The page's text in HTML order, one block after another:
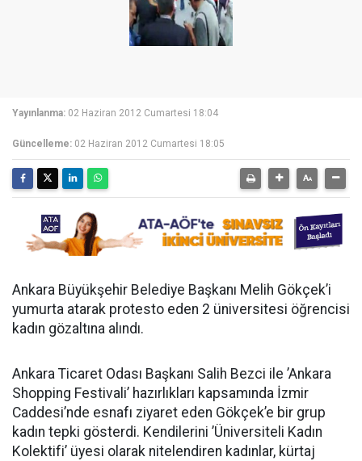
Yayınlanma: 02 Haziran 2012 Cumartesi 18:04
Güncelleme: 02 Haziran 2012 Cumartesi 18:05
Ankara Büyükşehir Belediye Başkanı Melih Gökçek’i
yumurta atarak protesto eden 2 üniversitesi öğrencisi
kadın gözaltına alındı.
Ankara Ticaret Odası Başkanı Salih Bezci ile ’Ankara
Shopping Festivali’ hazırlıkları kapsamında İzmir
Caddesi’nde esnafı ziyaret eden Gökçek’e bir grup
kadın tepki gösterdi. Kendilerini ’Üniversiteli Kadın
Kolektifi’ üyesi olarak nitelendiren kadınlar, kürtaj